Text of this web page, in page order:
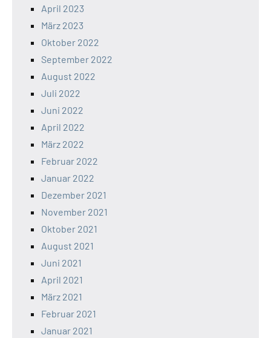
April 2023
März 2023
Oktober 2022
September 2022
August 2022
Juli 2022
Juni 2022
April 2022
März 2022
Februar 2022
Januar 2022
Dezember 2021
November 2021
Oktober 2021
August 2021
Juni 2021
April 2021
März 2021
Februar 2021
Januar 2021